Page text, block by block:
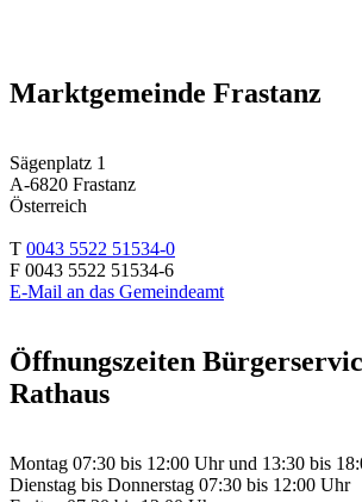
Marktgemeinde Frastanz
Sägenplatz 1
A-6820 Frastanz
Österreich
T 0043 5522 51534-0
F 0043 5522 51534-6
E-Mail an das Gemeindeamt
Öffnungszeiten
Rathaus
Montag 07:30 bis 12:00 Uhr und 13:30 bis
Dienstag bis Donnerstag 07:30 bis 12:00 Uhr